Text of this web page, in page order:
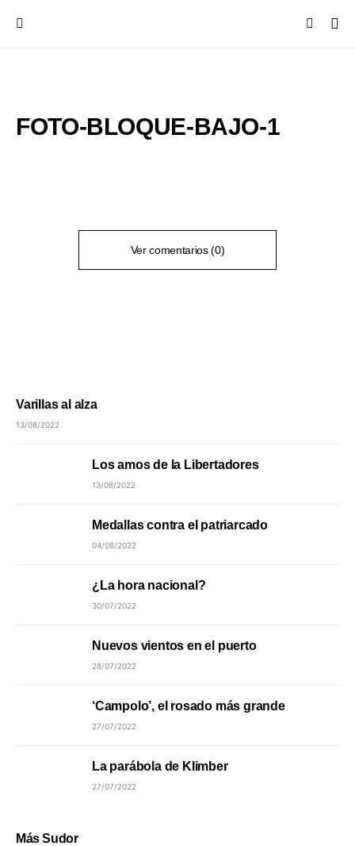
FOTO-BLOQUE-BAJO-1
Ver comentarios (0)
Varillas al alza
13/08/2022
Los amos de la Libertadores
13/08/2022
Medallas contra el patriarcado
04/08/2022
¿La hora nacional?
30/07/2022
Nuevos vientos en el puerto
28/07/2022
‘Campolo’, el rosado más grande
27/07/2022
La parábola de Klimber
27/07/2022
Más Sudor